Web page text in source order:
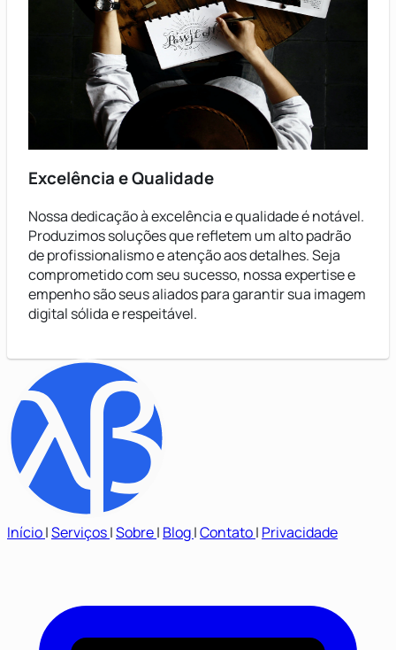
Excelência e Qualidade
Nossa dedicação à excelência e qualidade é notável.
Produzimos soluções que refletem um alto padrão
de profissionalismo e atenção aos detalhes. Seja
comprometido com seu sucesso, nossa expertise e
empenho são seus aliados para garantir sua imagem
digital sólida e respeitável.
Início|Serviços|Sobre| Blog|Contato| Privacidade